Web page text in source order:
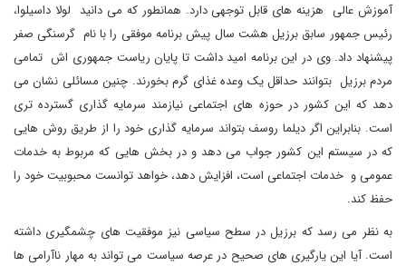
آموزش عالی هزینه های قابل توجهی دارد. همانطور که می دانید لولا داسیلوا،
رئیس جمهور سابق برزیل هشت سال پیش برنامه موفقی را با نام گرسنگی صفر
پیشنهاد داد. وی در این برنامه امید داشت تا پایان ریاست جمهوری اش تمامی
مردم برزیل بتوانند حداقل یک وعده غذای گرم بخورند. چنین مسائلی نشان می
دهد که این کشور در حوزه های اجتماعی نیازمند سرمایه گذاری گسترده تری
است. بنابراین اگر دیلما روسف بتواند سرمایه گذاری خود را از طریق روش هایی
که در سیستم این کشور جواب می دهد و در بخش هایی که مربوط به خدمات
عمومی و خدمات اجتماعی است، افزایش دهد، خواهد توانست محبوبیت خود را
حفظ کند.
به نظر می رسد که برزیل در سطح سیاسی نیز موفقیت های چشمگیری داشته
است. آیا این یارگیری های صحیح در عرصه سیاست می تواند به مهار ناآرامی ها